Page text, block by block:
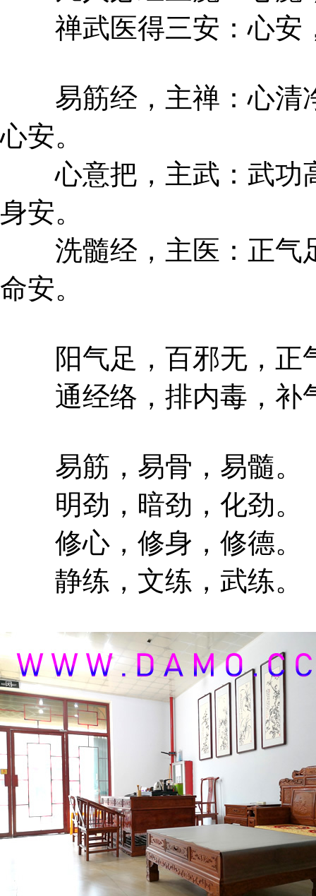
禅武医得三安：心安
易筋经，主禅：心清
心安。
心意把，主武：武功
身安。
洗髓经，主医：正气
命安。
阳气足，百邪无，正
通经络，排内毒，补
易筋，易骨，易髓。
明劲，暗劲，化劲。
修心，修身，修德。
静练，文练，武练。